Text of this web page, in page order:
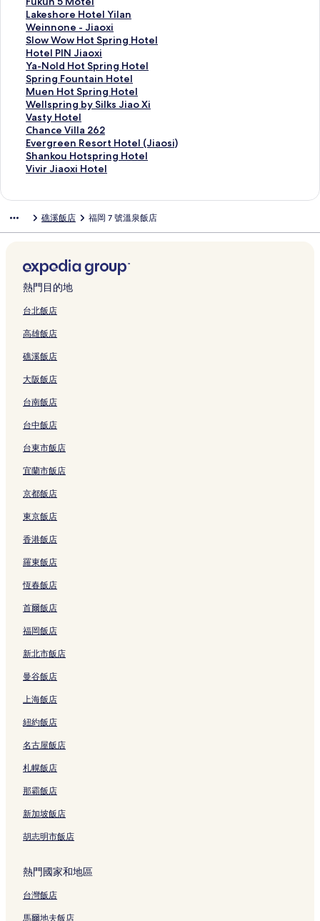
i
n
g
H
o
t
e
l
的
連
結
e
l
的
連
結
k
R
e
s
o
r
t
的
連
結
e
t
t
a
的
連
結
o
t
e
l
的
連
結
n
e
H
o
t
e
l
的
連
結
M
e
i
H
o
t
e
l
的
連
結
R
o
y
a
l
C
h
i
a
o
h
s
i
u
k
u
n
H
o
t
e
l
的
連
結
n
L
o
n
g
H
o
t
e
l
的
連
結
v
e
B
a
c
k
p
a
c
k
e
r
s
t
的
連
結
u
k
u
n
5
M
o
t
e
l
的
連
結
Lakeshore Hotel Yilan
L
a
k
e
s
h
o
r
e
H
o
t
e
a
連
結
Weinnone - Jiaoxi
W
e
i
n
n
o
n
e
-
J
i
a
的
連
Slow Wow Hot Spring Hotel
S
l
o
w
W
o
w
H
o
t
S
g
t
e
l
的
結
Hotel PIN Jiaoxi
H
o
t
e
l
P
I
N
J
i
的
Ya-Nold Hot Spring Hotel
Y
a
-
N
o
l
d
H
o
i
H
o
t
e
的
結
Spring Fountain Hotel
S
p
r
i
n
g
F
o
i
o
t
e
l
連
Muen Hot Spring Hotel
M
u
e
n
H
o
t
n
o
t
e
l
連
Wellspring by Silks Jiao Xi
W
e
l
l
s
p
b
i
l
k
s
i
o
X
i
的
結
Vasty Hotel
V
a
s
t
y
l
結
Chance Villa 262
C
h
a
n
l
2
6
2
的
結
Evergreen Resort Hotel (Jiaosi)
E
v
e
e
e
s
o
r
H
t
e
l
(
i
o
s
i
)
的
連
Shankou Hotspring Hotel
S
h
u
t
s
p
r
n
H
o
t
e
的
結
Vivir Jiaoxi Hotel
V
J
o
x
i
H
t
l
的
連
結
礁溪飯店 福岡 7 號溫泉飯店
熱門目的地
台北飯店
高雄飯店
礁溪飯店
大阪飯店
台南飯店
台中飯店
台東市飯店
宜蘭市飯店
京都飯店
東京飯店
香港飯店
羅東飯店
恆春飯店
首爾飯店
福岡飯店
新北市飯店
曼谷飯店
上海飯店
紐約飯店
名古屋飯店
札幌飯店
那霸飯店
新加坡飯店
胡志明市飯店
熱門國家和地區
台灣飯店
馬爾地夫飯店